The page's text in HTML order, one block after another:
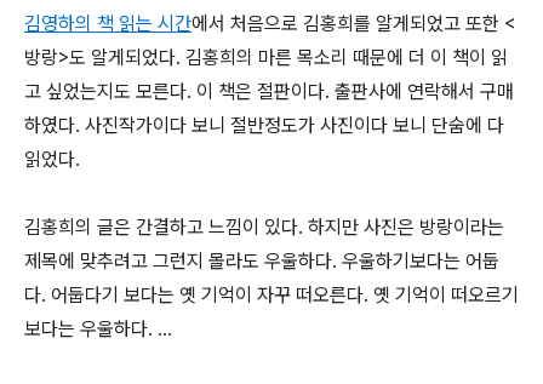
김영하의 책 읽는 시간에서 처음으로 김홍희를 알게되었고 또한 <
방랑>도 알게되었다. 김홍희의 마른 목소리 때문에 더 이 책이 읽
고 싶었는지도 모른다. 이 책은 절판이다. 출판사에 연락해서 구매
하였다. 사진작가이다 보니 절반정도가 사진이다 보니 단숨에 다
읽었다.
김홍희의 글은 간결하고 느낌이 있다. 하지만 사진은 방랑이라는
제목에 맞추려고 그런지 몰라도 우울하다. 우울하기보다는 어둡
다. 어둡다기 보다는 옛 기억이 자꾸 떠오른다. 옛 기억이 떠오르기
보다는 우울하다. ...